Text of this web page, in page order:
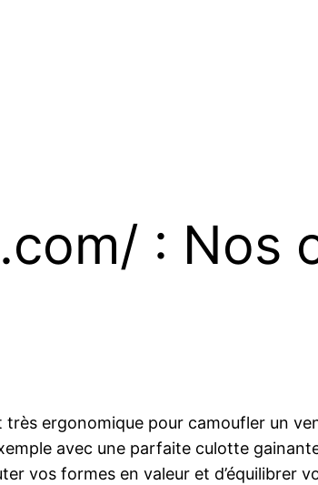
: Nos
ergonomique pour camoufler un
avec une parfaite culotte
vos formes en valeur et d’équilibrer